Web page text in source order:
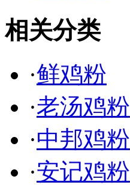
相关分类
·鲜鸡粉
·老汤鸡粉
·中邦鸡粉
·安记鸡粉